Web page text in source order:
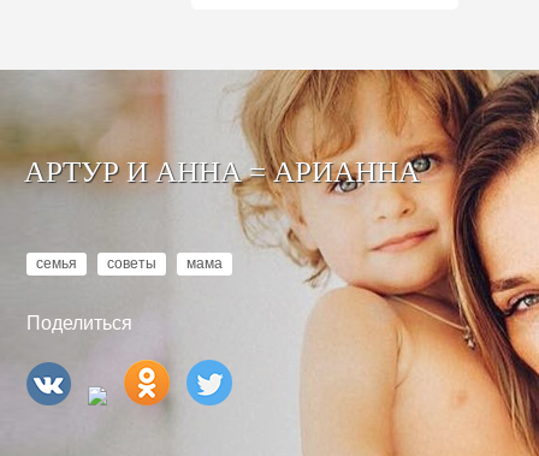
АРТУР И АННА = АРИАННА
семья советы мама
Поделиться